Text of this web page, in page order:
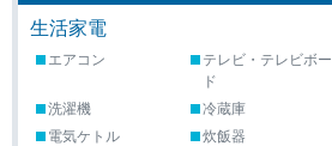
生活家電
エアコン
テレビ・テレビボー
ド
洗濯機 冷蔵庫
電気ケトル
炊飯器